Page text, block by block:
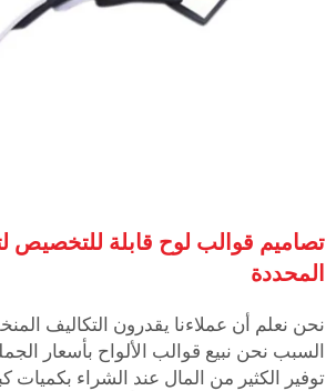
تصاميم قوالب لوح قابلة للتخصيص
المحددة
نحن نعلم أن عملاءنا يقدرون التكاليف
السبب نحن نبيع قوالب الألواح بأسعار
توفير الكثير من المال عند الشراء بكميات